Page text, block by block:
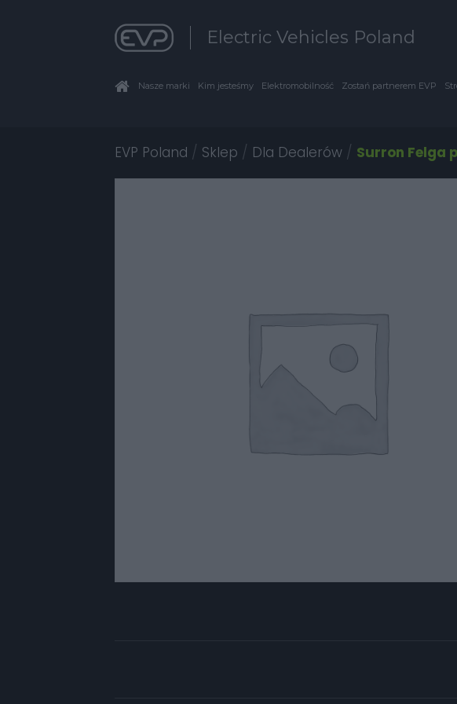
Electric Vehicles Poland
Nasze marki Kim jesteśmy Elektromobilność Zostań partnerem EVP
EVP Poland / Sklep / Dla Dealerów / Surron Felga